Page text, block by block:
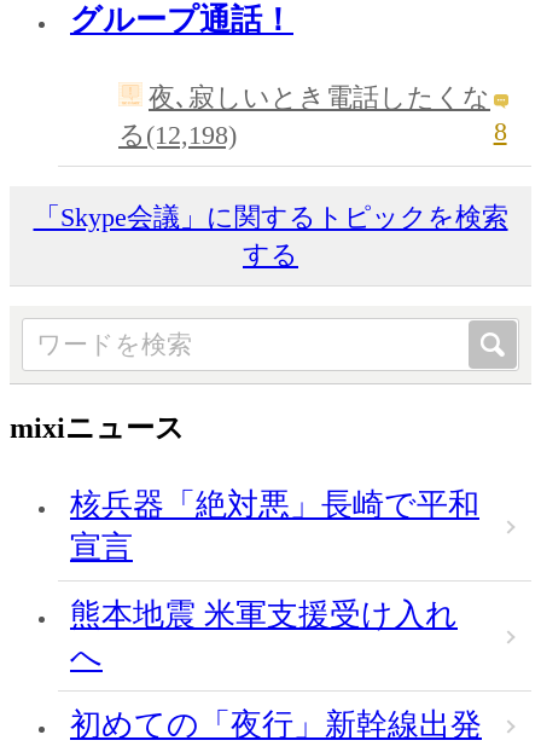
グループ通話！
夜､寂しいとき電話したくな
る(12,198)
8
「Skype会議」に関するトピックを検索
する
mixiニュース
核兵器「絶対悪」長崎で平和
宣言
熊本地震 米軍支援受け入れ
へ
初めての「夜行」新幹線出発